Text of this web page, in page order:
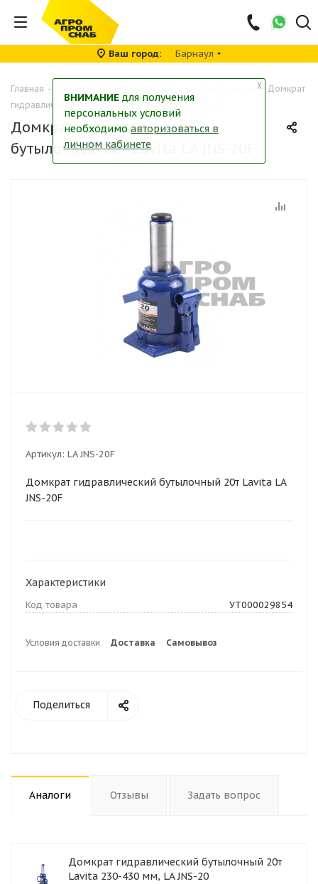
Ваш город Барнаул
Главная - - Домкрат
гидравлический бутылочный 20т Lavita LA JNS-20F
Домкрат гидравлический
бутылочный 20т Lavita LA JNS-20F
Артикул: LA JNS-20F
Домкрат гидравлический бутылочный 20т Lavita LA
JNS-20F
Характеристики
Код товара УТ000029854
Условия доставки Доставка Самовывоз
Поделиться
Аналоги Отзывы Задать вопрос
Домкрат гидравлический бутылочный 20т
Lavita 230-430 мм, LA JNS-20
╳
ВНИМАНИЕ для получения
персональных условий
необходимо авторизоваться в
личном кабинете